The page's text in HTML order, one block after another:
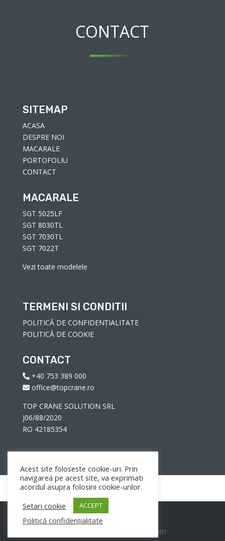
CONTACT
SITEMAP
ACASA
DESPRE NOI
MACARALE
PORTOFOLIU
CONTACT
MACARALE
SGT 5025LF
SGT 8030TL
SGT 7030TL
SGT 7022T
Vezi toate modelele
TERMENI SI CONDITII
POLITICĂ DE CONFIDENȚIALITATE
POLITICĂ DE COOKIE
CONTACT
+40 753 389 000
office@topcrane.ro
TOP CRANE SOLUTION SRL
J06/88/2020
RO 42185354
Designed by Danovicidesign.com
Acest site foloseste cookie-uri. Prin
navigarea pe acest site, va exprimati
acordul asupra folosirii cookie-urilor.
Setari cookie
ACCEPT
Politică confidențialitate